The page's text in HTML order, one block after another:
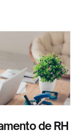
de RH